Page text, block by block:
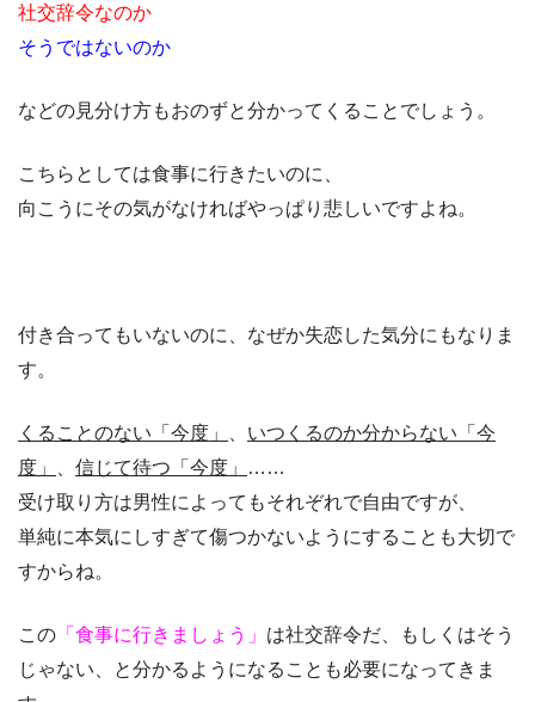
社交辞令なのか
そうではないのか
などの見分け方もおのずと分かってくることでしょう。
こちらとしては食事に行きたいのに、
向こうにその気がなければやっぱり悲しいですよね。
付き合ってもいないのに、なぜか失恋した気分にもなりま
す。
くることのない「今度」
いつくるのか分からない「今
度」
信じて待つ「今度」
……
受け取り方は男性によってもそれぞれで自由ですが、
単純に本気にしすぎて傷つかないようにすることも大切で
すからね。
この 「食事に行きましょう」 は社交辞令だ、もしくはそう
じゃない、と分かるようになることも必要になってきま